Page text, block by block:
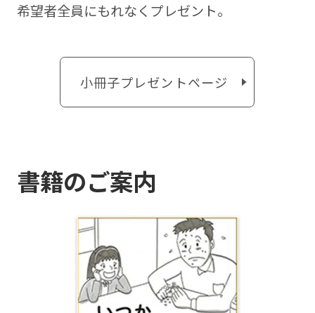
希望者全員にもれなくプレゼント。
小冊子プレゼントページ
書籍のご案内